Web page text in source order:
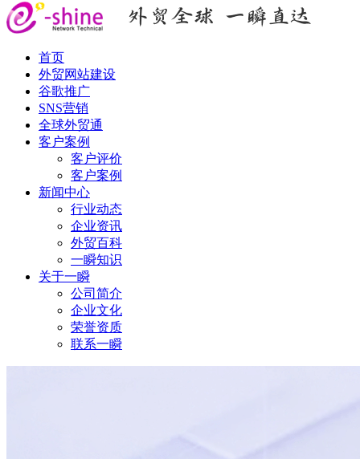
首页
外贸网站建设
谷歌推广
SNS营销
全球外贸通
客户案例
客户评价
客户案例
新闻中心
行业动态
企业资讯
外贸百科
一瞬知识
关于一瞬
公司简介
企业文化
荣誉资质
联系一瞬